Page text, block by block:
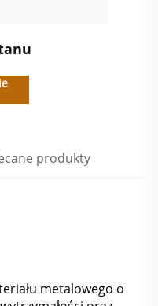
produkty
metalowego o